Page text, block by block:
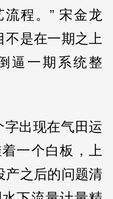
程。” 宋金龙
不是在一期之上
逼一期系统整
字出现在气田运
一个白板，上
产之后的问题清